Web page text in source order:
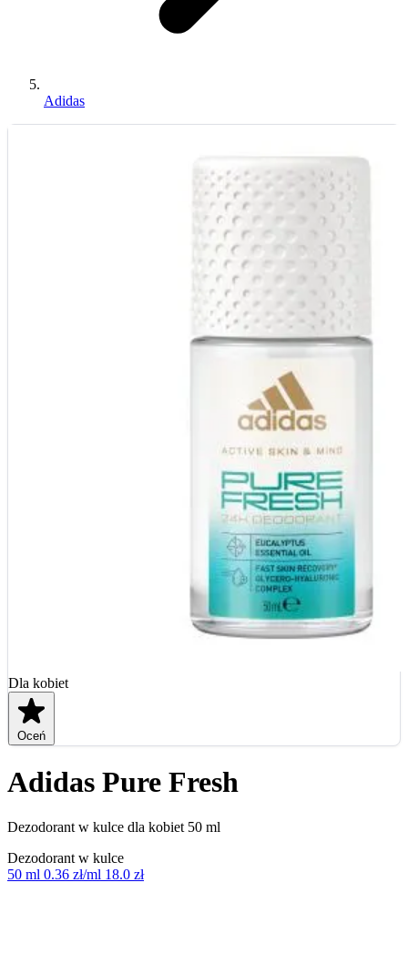
Adidas
Dla kobiet
Oceń
Adidas Pure Fresh
Dezodorant w kulce dla kobiet 50 ml
Dezodorant w kulce
50 ml 0.36 zł/ml 18.0 zł